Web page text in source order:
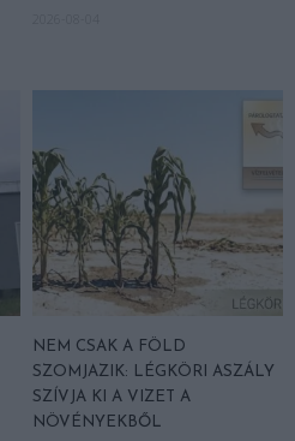
NEM CSAK A FÖLD
SZOMJAZIK: LÉGKÖRI ASZÁLY
SZÍVJA KI A VIZET A
NÖVÉNYEKBŐL